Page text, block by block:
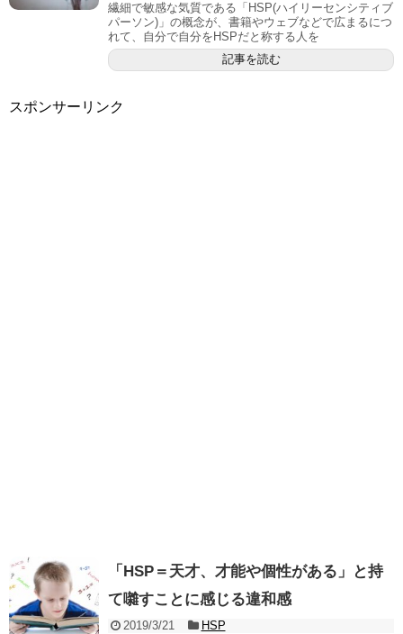
繊細で敏感な気質である「HSP(ハイリーセンシティブ
パーソン)」の概念が、書籍やウェブなどで広まるにつ
れて、自分で自分をHSPだと称する人を
記事を読む
スポンサーリンク
「HSP＝天才、才能や個性がある」と持
て囃すことに感じる違和感
2019/3/21
HSP